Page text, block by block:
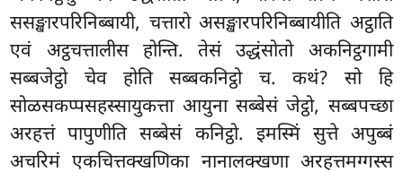
ससङ्खारपरिनिब्बायी, चत्तारो असङ्खारपरिनिब्बायीति अट्ठाति
एवं अट्ठचत्तालीस होन्ति. तेसं उद्धंसोतो अकनिट्ठगामी
सब्बजेट्ठो चेव होतिसब्बकनिट्ठो च. कथं? सो हि
सोळसकप्पसहस्सायुकत्ता आयुना सब्बेसं जेट्ठो, सब्बपच्छा
अरहत्तं पापुणीति सब्बेसं कनिट्ठो. इमस्मिं सुत्ते अपुब्बं
अचरिमं एकचित्तक्खणिका नानालक्खणा अरहत्तमग्गस्स